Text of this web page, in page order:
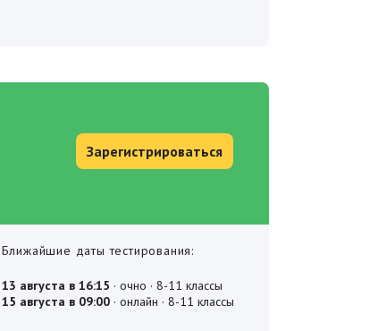
Зарегистрироваться
Ближайшие даты тестирования: